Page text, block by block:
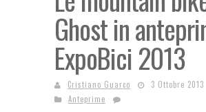
Ghost in
ExpoBici 2013
Cristiano Guarco
3 Ottobre 2013
Anteprime